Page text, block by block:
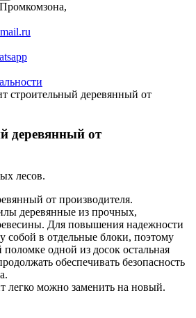
строительный деревянный от
деревянный от
лесов.
от производителя.
деревянные из прочных,
Для повышения надежности
собой в отдельные блоки, поэтому
одной из досок остальная
обеспечивать безопасность
легко можно заменить на новый.